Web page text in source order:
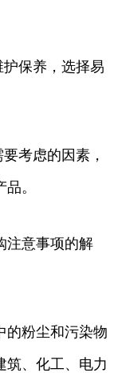
保养，选择易
考虑的因素，
。
注意事项的解
的粉尘和污染物
筑、化工、电力